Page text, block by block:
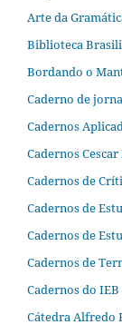
Arte da
Biblioteca
Bordando o
Caderno de
Cadernos
Cadernos
Cadernos de
Cadernos de
Cadernos de
Cadernos de
Cadernos do IEB
Cátedra Alfredo